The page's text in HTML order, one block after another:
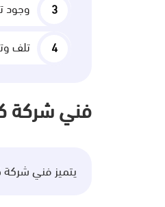
وجود
تلف
فني شركة
يتميز فني شركة